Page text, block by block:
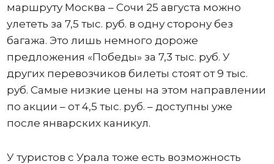
маршруту Москва – Сочи 25 августа можно
улететь за 7,5 тыс. руб. в одну сторону без
багажа. Это лишь немного дороже
предложения «Победы» за 7,3 тыс. руб. У
других перевозчиков билеты стоят от 9 тыс.
руб. Самые низкие цены на этом направлении
по акции – от 4,5 тыс. руб. – доступны уже
после январских каникул.
У туристов с Урала тоже есть возможность